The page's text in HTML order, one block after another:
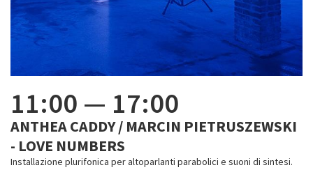
11:00 — 17:00
ANTHEA CADDY / MARCIN PIETRUSZEWSKI
- LOVE NUMBERS
Installazione plurifonica per altoparlanti parabolici e suoni di sintesi.